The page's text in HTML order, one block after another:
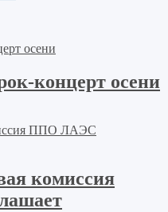
концерт осени
комиссия